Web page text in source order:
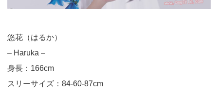
悠花（はるか）
– Haruka –
身長：166cm
スリーサイズ：84-60-87cm